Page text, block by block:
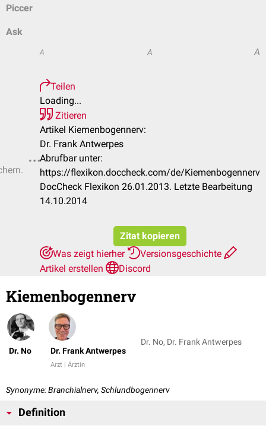
Piccer
Ask
A A A
Teilen
Loading...
Zitieren
Artikel Kiemenbogennerv:
Dr. Frank Antwerpes
Abrufbar unter:
https://flexikon.doccheck.com/de/Kiemenbogennerv
DocCheck Flexikon 26.01.2013. Letzte Bearbeitung
14.10.2014
Zitat kopieren
Was zeigt hierher
Versionsgeschichte
Artikel erstellen
Discord
Kiemenbogennerv
Dr. No Dr. Frank Antwerpes
Arzt | Ärztin
Dr. No, Dr. Frank Antwerpes
Synonyme: Branchialnerv, Schlundbogennerv
Definition